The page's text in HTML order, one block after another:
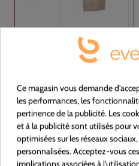
378110
Sac Cabas Avec Anses Torsadées
Ce magasin vous demande
les performances, les
pertinence de la publicité. Les
et à la publicité sont utilisés pour
optimisées sur les réseaux
personnalisées. Acceptez-vous
implications associées à